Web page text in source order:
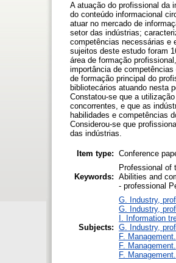
A atuação do profissional da
do conteúdo informacional
atuar no mercado de
setor das indústrias;
competências necessárias e
sujeitos deste estudo foram
área de formação
importância de
de formação principal do
bibliotecários atuando nesta
Constatou-se que a
concorrentes, e que as
habilidades e competências
Considerou-se que
das indústrias.
Item type: Conference
Keywords:
Professional of
Abilities and
- professional
Subjects:
G. Industry,
G. Industry,
I. Information
G. Industry,
F. Management.
F. Management.
F. Management.